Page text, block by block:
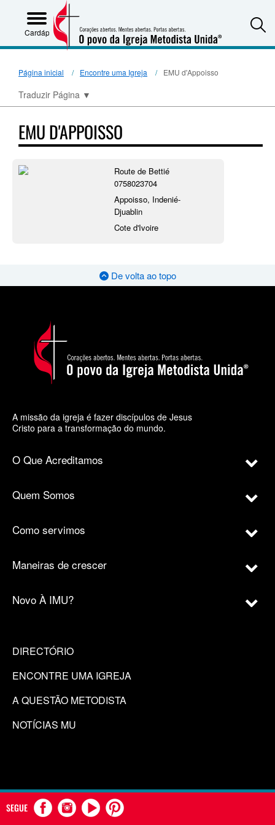
Cardápio
Página inicial Encontre uma Igreja EMU d'Appoisso
Traduzir Página ▼
EMU D'APPOISSO
Route de Bettié
0758023704
Appoisso, Indenié-
Djuablin
Cote d'Ivoire
De volta ao topo
A missão da igreja é fazer discípulos de Jesus
Cristo para a transformação do mundo.
O Que Acreditamos
Quem Somos
Como servimos
Maneiras de crescer
Novo À IMU?
DIRECTÓRIO
ENCONTRE UMA IGREJA
A QUESTÃO METODISTA
NOTÍCIAS MU
SEGUE